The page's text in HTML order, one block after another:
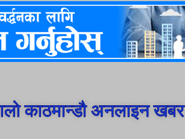
काठमान्डौ अनलाइन खबर